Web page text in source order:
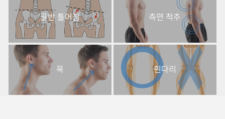
골반 틀어짐 측면 척추
목 휜다리